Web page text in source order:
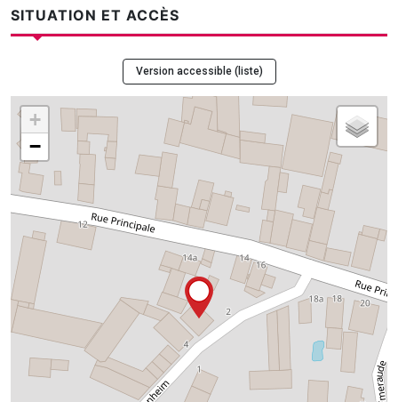
SITUATION ET ACCÈS
Version accessible (liste)
+
−